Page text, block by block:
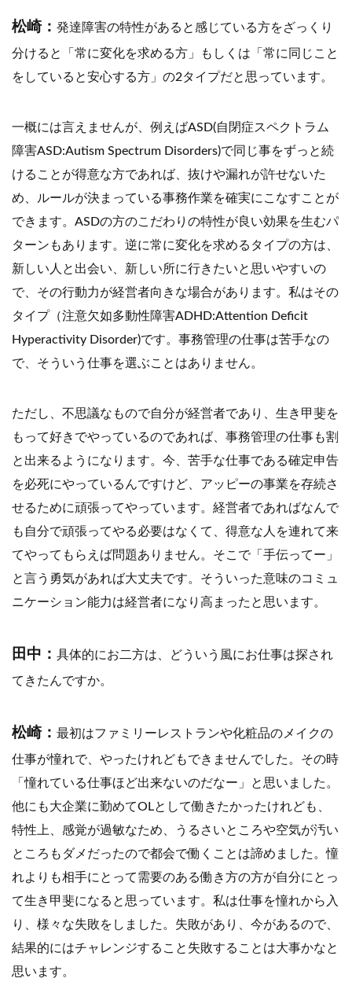
松崎： 発達障害の特性があると感じている方をざっくり
分けると「常に変化を求める方」もしくは「常に同じこと
をしていると安心する方」の2タイプだと思っています。
一概には言えませんが、例えばASD(自閉症スペクトラム
障害ASD:Autism Spectrum Disorders)で同じ事をずっと続
けることが得意な方であれば、抜けや漏れが許せないた
め、ルールが決まっている事務作業を確実にこなすことが
できます。ASDの方のこだわりの特性が良い効果を生むパ
ターンもあります。逆に常に変化を求めるタイプの方は、
新しい人と出会い、新しい所に行きたいと思いやすいの
で、その行動力が経営者向きな場合があります。私はその
タイプ（注意欠如多動性障害ADHD:Attention Deficit
Hyperactivity Disorder)です。事務管理の仕事は苦手なの
で、そういう仕事を選ぶことはありません。
ただし、不思議なもので自分が経営者であり、生き甲斐を
もって好きでやっているのであれば、事務管理の仕事も割
と出来るようになります。今、苦手な仕事である確定申告
を必死にやっているんですけど、アッピーの事業を存続さ
せるために頑張ってやっています。経営者であればなんで
も自分で頑張ってやる必要はなくて、得意な人を連れて来
てやってもらえば問題ありません。そこで「手伝ってー」
と言う勇気があれば大丈夫です。そういった意味のコミュ
ニケーション能力は経営者になり高まったと思います。
田中： 具体的にお二方は、どういう風にお仕事は探され
てきたんですか。
松崎： 最初はファミリーレストランや化粧品のメイクの
仕事が憧れで、やったけれどもできませんでした。その時
「憧れている仕事ほど出来ないのだなー」と思いました。
他にも大企業に勤めてOLとして働きたかったけれども、
特性上、感覚が過敏なため、うるさいところや空気が汚い
ところもダメだったので都会で働くことは諦めました。憧
れよりも相手にとって需要のある働き方の方が自分にとっ
て生き甲斐になると思っています。私は仕事を憧れから入
り、様々な失敗をしました。失敗があり、今があるので、
結果的にはチャレンジすること失敗することは大事かなと
思います。